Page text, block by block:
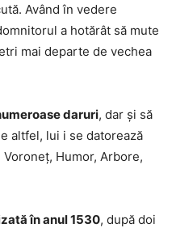
Având în vedere
a hotărât să mute
mai departe de vechea
daruri, dar şi să
altfel, lui i se datorează
Humor, Arbore,
în anul 1530, după doi